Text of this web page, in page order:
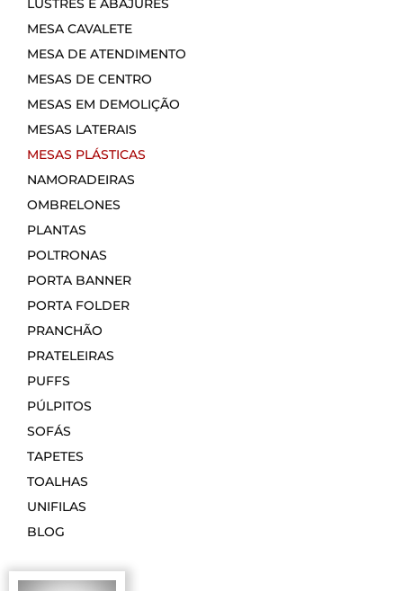
LUSTRES E ABAJURES
MESA CAVALETE
MESA DE ATENDIMENTO
MESAS DE CENTRO
MESAS EM DEMOLIÇÃO
MESAS LATERAIS
MESAS PLÁSTICAS
NAMORADEIRAS
OMBRELONES
PLANTAS
POLTRONAS
PORTA BANNER
PORTA FOLDER
PRANCHÃO
PRATELEIRAS
PUFFS
PÚLPITOS
SOFÁS
TAPETES
TOALHAS
UNIFILAS
BLOG